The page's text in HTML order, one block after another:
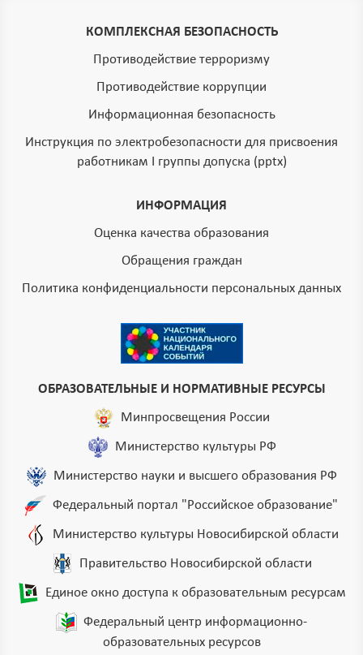
КОМПЛЕКСНАЯ БЕЗОПАСНОСТЬ
Противодействие терроризму
Противодействие коррупции
Информационная безопасность
Инструкция по электробезопасности для присвоения
работникам I группы допуска (pptx)
ИНФОРМАЦИЯ
Оценка качества образования
Обращения граждан
Политика конфиденциальности персональных данных
ОБРАЗОВАТЕЛЬНЫЕ И НОРМАТИВНЫЕ РЕСУРСЫ
Минпросвещения России
Министерство культуры РФ
Министерство науки и высшего образования РФ
Федеральный портал "Российское образование"
Министерство культуры Новосибирской области
Правительство Новосибирской области
Единое окно доступа к образовательным ресурсам
Федеральный центр информационно-
образовательных ресурсов